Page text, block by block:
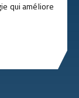
qui améliore